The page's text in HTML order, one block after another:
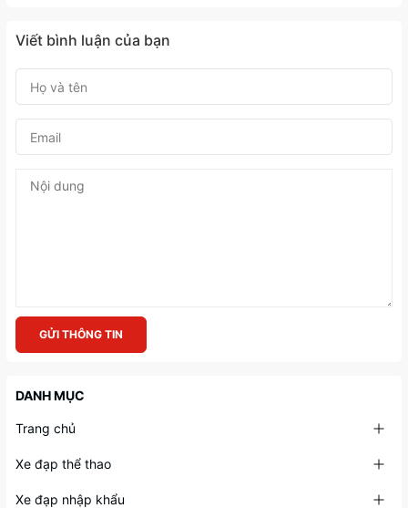
Viết bình luận của bạn
GỬI THÔNG TIN
DANH MỤC
Trang chủ
Xe đạp thể thao
Xe đạp nhập khẩu